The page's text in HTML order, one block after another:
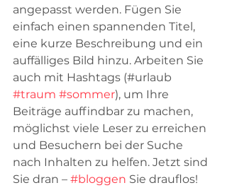
angepasst werden. Fügen Sie
einfach einen spannenden Titel,
eine kurze Beschreibung und ein
auffälliges Bild hinzu. Arbeiten Sie
auch mit Hashtags (#urlaub
#traum #sommer), um Ihre
Beiträge auffindbar zu machen,
möglichst viele Leser zu erreichen
und Besuchern bei der Suche
nach Inhalten zu helfen. Jetzt sind
Sie dran – #bloggen Sie drauflos!